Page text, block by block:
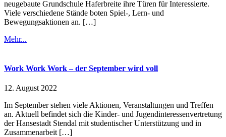
neugebaute Grundschule Haferbreite ihre Türen für Interessierte.
Viele verschiedene Stände boten Spiel-, Lern- und
Bewegungsaktionen an. […]
Mehr...
Work Work Work – der September wird voll
12. August 2022
Im September stehen viele Aktionen, Veranstaltungen und Treffen
an. Aktuell befindet sich die Kinder- und Jugendinteressenvertretung
der Hansestadt Stendal mit studentischer Unterstützung und in
Zusammenarbeit […]